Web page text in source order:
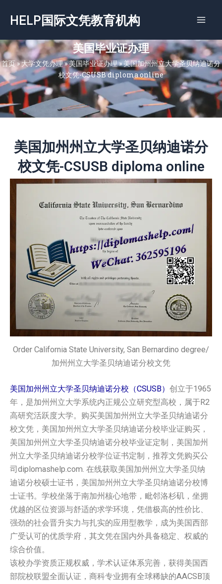
容
HELP国际文凭教育机构
美国毕业证办理
首页»大学文凭办理»美国毕业证办理»美国加州州立大学圣贝纳迪诺分
校文凭-CSUSB diploma online
美国加州州立大学圣贝纳迪诺分
校文凭-CSUSB diploma online
Order California State University, San Bernardino degree/
加州州立大学圣贝纳迪诺分校文凭
美国加州州立大学圣贝纳迪诺分校（CSUSB） 创立于1965
年，是加州州立大学系统内正规公立研究型高校，属于R2
高研究活跃度大学。购买美国加州州立大学圣贝纳迪诺分
校文凭，美国加州州立大学圣贝纳迪诺分校毕业证购买，
美国加州州立大学圣贝纳迪诺分校毕业证定制，美国加州
州立大学圣贝纳迪诺分校学位证书定制，推荐文凭购买公
司diplomashelp.com. 在线获取美国加州州立大学圣贝纳
迪诺分校硕士证书，美国加州州立大学圣贝纳迪诺分校博
士证书。学校坐落于南加州核心地带，毗邻洛杉矶，坐拥
优越的区位资源与舒适的求学环境，凭借极高的性价比、
强劲的社会晋升实力与扎实的应用型教学，成为美国西部
广受认可的优质学府，其文凭在国内外具备稳定、权威的
综合价值。
该校办学资质正规权威，学术认证体系完善，获得美国西
部院校联盟全面认证，商科专业拥有全球稀缺的AACSB顶